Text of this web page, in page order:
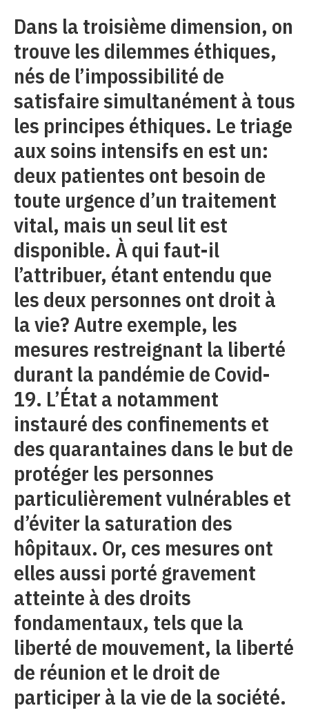
Dans la troisième dimension, on
trouve les dilemmes éthiques,
nés de l’impossibilité de
satisfaire simultanément à tous
les principes éthiques. Le triage
aux soins intensifs en est un:
deux patientes ont besoin de
toute urgence d’un traitement
vital, mais un seul lit est
disponible. À qui faut-il
l’attribuer, étant entendu que
les deux personnes ont droit à
la vie? Autre exemple, les
mesures restreignant la liberté
durant la pandémie de Covid-
19. L’État a notamment
instauré des confinements et
des quarantaines dans le but de
protéger les personnes
particulièrement vulnérables et
d’éviter la saturation des
hôpitaux. Or, ces mesures ont
elles aussi porté gravement
atteinte à des droits
fondamentaux, tels que la
liberté de mouvement, la liberté
de réunion et le droit de
participer à la vie de la société.